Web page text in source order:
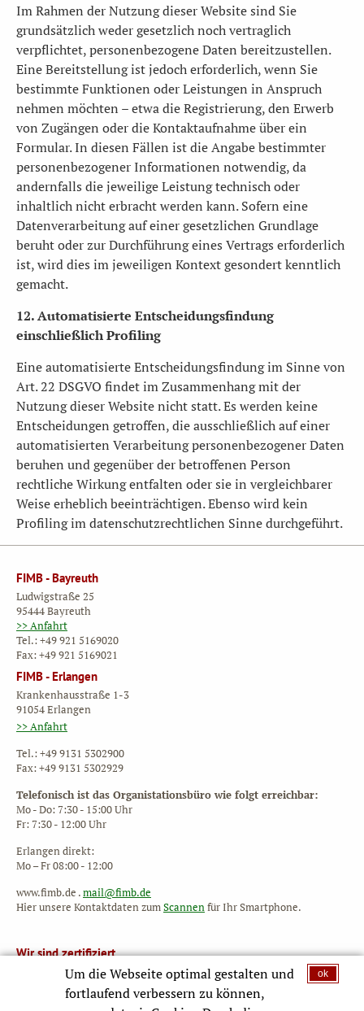
Im Rahmen der Nutzung dieser Website sind Sie
grundsätzlich weder gesetzlich noch vertraglich
verpflichtet, personenbezogene Daten bereitzustellen.
Eine Bereitstellung ist jedoch erforderlich, wenn Sie
bestimmte Funktionen oder Leistungen in Anspruch
nehmen möchten – etwa die Registrierung, den Erwerb
von Zugängen oder die Kontaktaufnahme über ein
Formular. In diesen Fällen ist die Angabe bestimmter
personenbezogener Informationen notwendig, da
andernfalls die jeweilige Leistung technisch oder
inhaltlich nicht erbracht werden kann. Sofern eine
Datenverarbeitung auf einer gesetzlichen Grundlage
beruht oder zur Durchführung eines Vertrags erforderlich
ist, wird dies im jeweiligen Kontext gesondert kenntlich
gemacht.
12. Automatisierte Entscheidungsfindung
einschließlich Profiling
Eine automatisierte Entscheidungsfindung im Sinne von
Art. 22 DSGVO findet im Zusammenhang mit der
Nutzung dieser Website nicht statt. Es werden keine
Entscheidungen getroffen, die ausschließlich auf einer
automatisierten Verarbeitung personenbezogener Daten
beruhen und gegenüber der betroffenen Person
rechtliche Wirkung entfalten oder sie in vergleichbarer
Weise erheblich beeinträchtigen. Ebenso wird kein
Profiling im datenschutzrechtlichen Sinne durchgeführt.
FIMB - Bayreuth
Ludwigstraße 25
95444 Bayreuth
>> Anfahrt
Tel.: +49 921 5169020
Fax: +49 921 5169021
FIMB - Erlangen
Krankenhausstraße 1-3
91054 Erlangen
>> Anfahrt
Tel.: +49 9131 5302900
Fax: +49 9131 5302929
Telefonisch ist das Organistationsbüro wie folgt erreichbar:
Mo - Do: 7:30 - 15:00 Uhr
Fr: 7:30 - 12:00 Uhr
Erlangen direkt:
Mo – Fr 08:00 - 12:00
www.fimb.de .mail@fimb.de
Hier unsere Kontaktdaten zum Scannen für Ihr Smartphone.
Wir sind zertifiziert
Um die Webseite optimal gestalten und
fortlaufend verbessern zu können,
ok